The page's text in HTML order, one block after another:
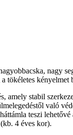
nagy
tökéletes kényelmet
amely stabil
való
teszi
4 éves kor).